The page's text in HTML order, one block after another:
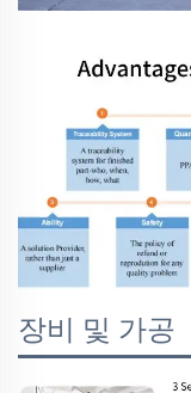
장비 및 가공